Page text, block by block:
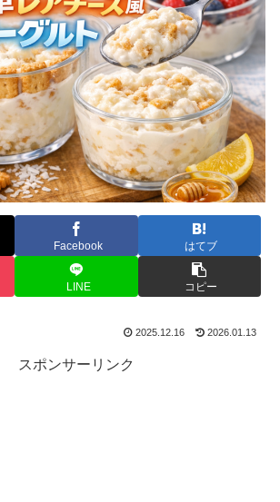
Facebook はてブ
LINE コピー
2025.12.16 2026.01.13
スポンサーリンク